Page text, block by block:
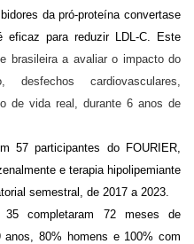
da pró-proteína convertase
eficaz para reduzir LDL-C. Este
brasileira a avaliar o impacto do
cardiovasculares,
de vida real, durante 6 anos de
57 participantes do FOURIER,
e terapia hipolipemiante
semestral, de 2017 a 2023.
completaram 72 meses de
anos, 80% homens e 100% com